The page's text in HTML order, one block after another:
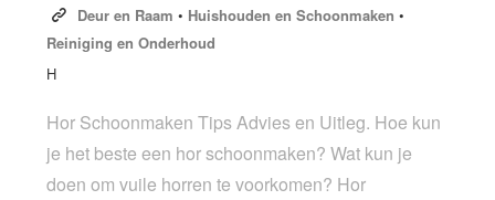
Deur en Raam • Huishouden en Schoonmaken •
Reiniging en Onderhoud
H
Hor Schoonmaken Tips Advies en Uitleg. Hoe kun
je het beste een hor schoonmaken? Wat kun je
doen om vuile horren te voorkomen? Hor